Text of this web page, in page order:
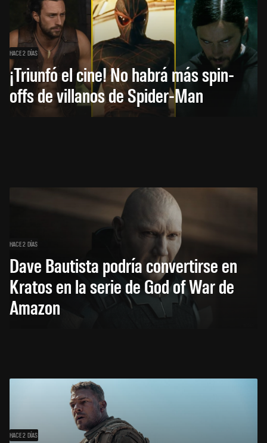
HACE 2 DÍAS
¡Triunfó el cine! No habrá más spin-
offs de villanos de Spider-Man
HACE 2 DÍAS
Dave Bautista podría convertirse en
Kratos en la serie de God of War de
Amazon
HACE 2 DÍAS